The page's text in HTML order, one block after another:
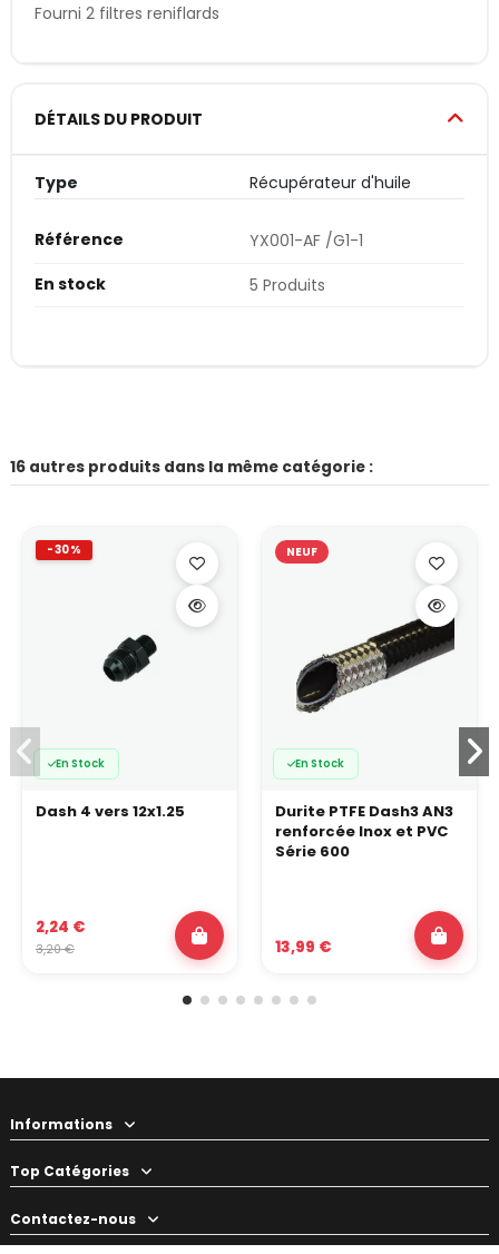
Fourni 2 filtres reniflards
DÉTAILS DU PRODUIT
Type Récupérateur d'huile
Référence
YX001-AF /G1-1
En stock
5 Produits
16 autres produits dans la même catégorie :
-30%
En Stock
Dash 4 vers 12x1.25
2,24 €
3,20 €
NEUF
En Stock
Durite PTFE Dash3 AN3
renforcée Inox et PVC
Série 600
13,99 €
Informations
Top Catégories
Contactez-nous